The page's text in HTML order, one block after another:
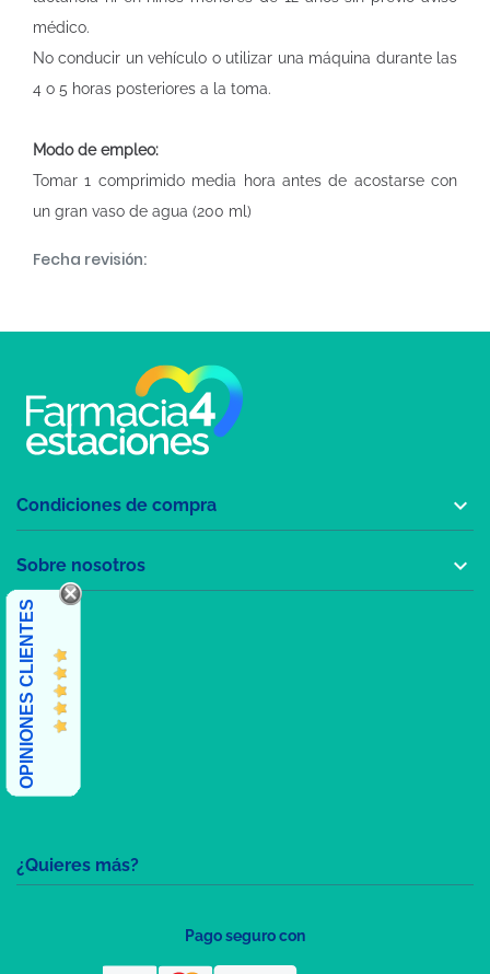
médico.
No conducir un vehículo o utilizar una máquina durante las
4 o 5 horas posteriores a la toma.
Modo de empleo:
Tomar 1 comprimido media hora antes de acostarse con
un gran vaso de agua (200 ml)
Fecha revisión:
¿Quieres más?
Condiciones de compra 
Sobre nosotros 
OPINIONES CLIENTES
Pago seguro con